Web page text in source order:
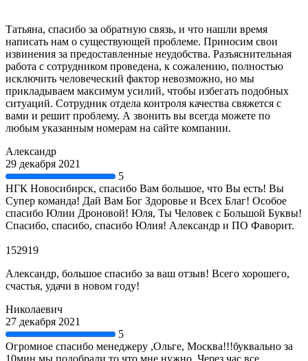
Татьяна, спасибо за обратную связь, и что нашли время
написать нам о существующей проблеме. Приносим свои
извинения за предоставленные неудобства. Разъяснительная
работа с сотрудником проведена, к сожалению, полностью
исключить человеческий фактор невозможно, но мы
прикладываем максимум усилий, чтобы избегать подобных
ситуаций. Сотрудник отдела контроля качества свяжется с
вами и решит проблему. А звонить вы всегда можете по
любым указанным номерам на сайте компании.
Александр
29 декабря 2021
5
НГК Новосибирск, спасибо Вам большое, что Вы есть! Вы
Супер команда! Дай Вам Бог Здоровье и Всех Благ! Особое
спасибо Юлии Дроновой! Юля, Ты Человек с Большой Буквы!
Спасибо, спасибо, спасибо Юлия! Александр и ПО Фаворит.
152919
Александр, большое спасибо за ваш отзыв! Всего хорошего,
счастья, удачи в новом году!
Николаевич
27 декабря 2021
5
Огромное спасибо менеджеру ,Ольге, Москва!!!буквально за
10мин мы подобрали то что мне нужно. Через час все